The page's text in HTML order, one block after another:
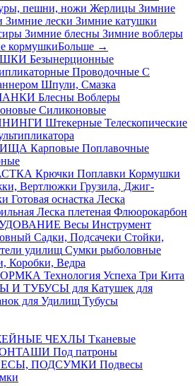
пешни, ножи Жерлицы Зимние
Зимние лески Зимние катушки
Зимние блесны Зимние воблеры
кормушкиБольше →
Безынерционные
Проводочные С
Шпули, Смазка
Блесны Воблеры
Силиконовые
Штекерные Телескопические
Карповые Поплавочные
Крючки Поплавки Кормушки
Вертлюжки Грузила, Джиг-
Готовая оснастка Леска
Леска плетеная Флюорокарбон
Весы Инструмент
Садки, Подсачеки Стойки,
удилищ Сумки рыболовные
Коробки, Ведра
Технология Успеха Три Кита
И ТУБУСЫ для Катушек для
для Удилищ Тубусы
ЧЕХЛЫ Тканевые
Под патроны
ПОДСУМКИ Подвесы